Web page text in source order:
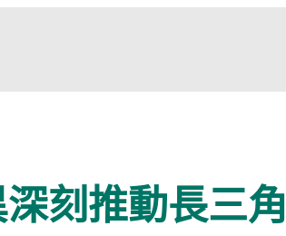
刻推動長三角